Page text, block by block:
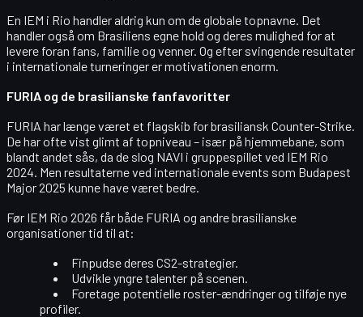
En IEM i Rio handler aldrig kun om de globale topnavne. Det
handler også om Brasiliens egne hold og deres mulighed for at
levere foran fans, familie og venner. Og efter svingende resultater
i internationale turneringer er motivationen enorm.
FURIA og de brasilianske fanfavoritter
FURIA har længe været et flagskib for brasiliansk Counter-Strike.
De har ofte vist glimt af topniveau – især på hjemmebane, som
blandt andet sås, da de slog NAVI i gruppespillet ved IEM Rio
2024. Men resultaterne ved internationale events som Budapest
Major 2025 kunne have været bedre.
Før IEM Rio 2026 får både FURIA og andre brasilianske
organisationer tid til at:
Finpudse deres CS2-strategier.
Udvikle yngre talenter på scenen.
Foretage potentielle roster-ændringer og tilføje nye
profiler.